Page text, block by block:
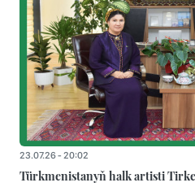
23.07.26 - 20:02
Türkmenistanyň halk artisti